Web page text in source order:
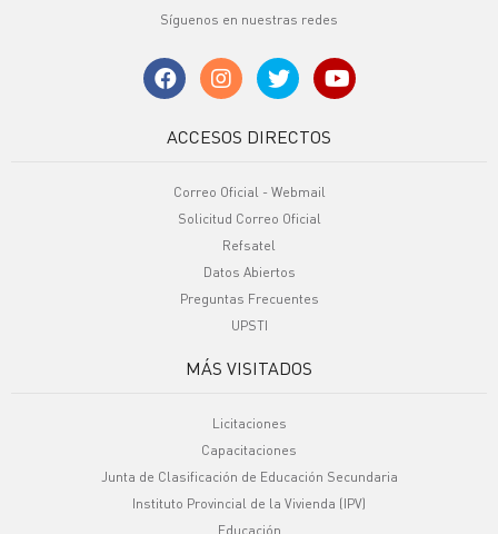
Síguenos en nuestras redes
ACCESOS DIRECTOS
Correo Oficial - Webmail
Solicitud Correo Oficial
Refsatel
Datos Abiertos
Preguntas Frecuentes
UPSTI
MÁS VISITADOS
Licitaciones
Capacitaciones
Junta de Clasificación de Educación Secundaria
Instituto Provincial de la Vivienda (IPV)
Educación